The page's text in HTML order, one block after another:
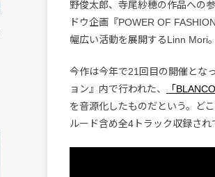
野俊太郎、寺尾紗穂の作品への
ドウ企画『POWER OF
幅広い活動を展開するLinn Mori。
今作は今年で21回目の開催とな
ョン』内で行われた、
「BLANCO
を音源化したものだという。ど
ルード含め全4トラック収録され